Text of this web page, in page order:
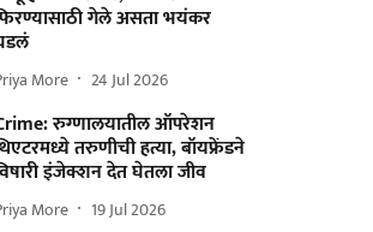
गेले असता भयंकर
More 24 Jul 2026
रुग्णालयातील ऑपरेशन
तरुणीची हत्या, बॉयफ्रेंडने
इंजेक्शन देत घेतला जीव
More 19 Jul 2026